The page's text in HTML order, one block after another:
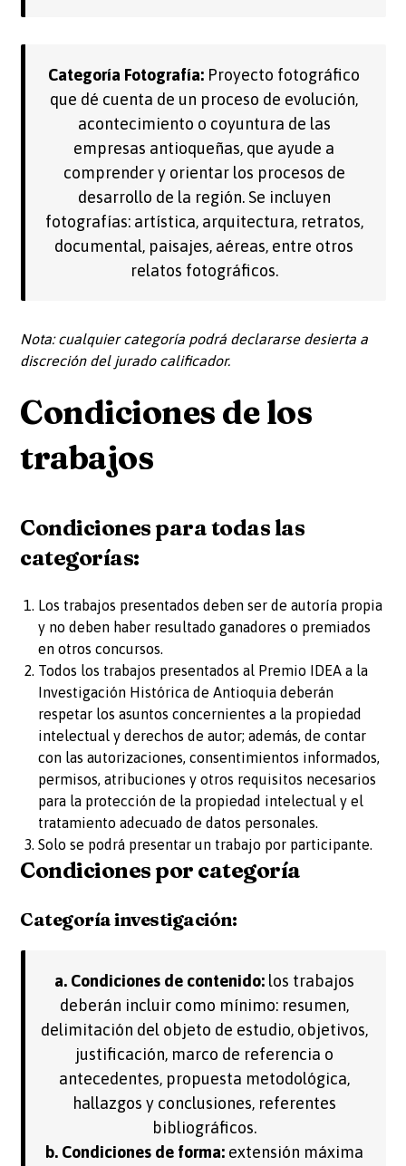
Categoría Fotografía: Proyecto fotográfico
que dé cuenta de un proceso de evolución,
acontecimiento o coyuntura de las
empresas antioqueñas, que ayude a
comprender y orientar los procesos de
desarrollo de la región. Se incluyen
fotografías: artística, arquitectura, retratos,
documental, paisajes, aéreas, entre otros
relatos fotográficos.
Nota: cualquier categoría podrá declararse desierta a
discreción del jurado calificador.
Condiciones de los
trabajos
Condiciones para todas las
categorías:
Los trabajos presentados deben ser de autoría propia
y no deben haber resultado ganadores o premiados
en otros concursos.
Todos los trabajos presentados al Premio IDEA a la
Investigación Histórica de Antioquia deberán
respetar los asuntos concernientes a la propiedad
intelectual y derechos de autor; además, de contar
con las autorizaciones, consentimientos informados,
permisos, atribuciones y otros requisitos necesarios
para la protección de la propiedad intelectual y el
tratamiento adecuado de datos personales.
Solo se podrá presentar un trabajo por participante.
Condiciones por categoría
Categoría investigación:
a. Condiciones de contenido: los trabajos
deberán incluir como mínimo: resumen,
delimitación del objeto de estudio, objetivos,
justificación, marco de referencia o
antecedentes, propuesta metodológica,
hallazgos y conclusiones, referentes
bibliográficos.
b. Condiciones de forma:extensión máxima